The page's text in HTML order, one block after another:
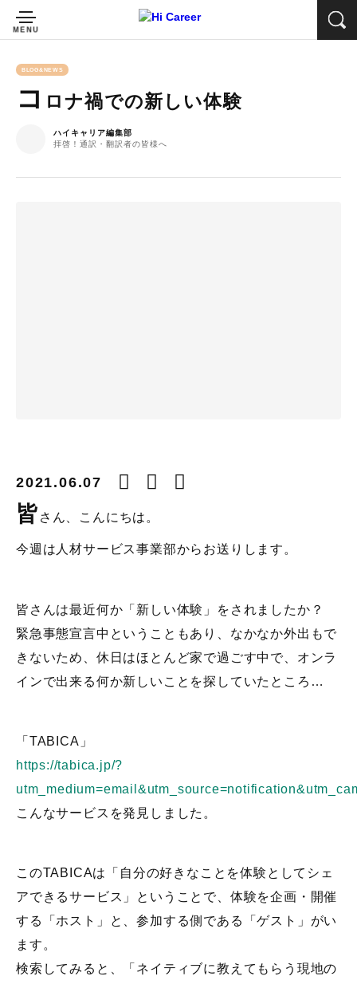
BLOG&NEWS
コ ロナ禍での新しい体験
ハイキャリア編集部
拝啓！通訳・翻訳者の皆様へ
2021.06.07
皆 さん、こんにちは。
今週は人材サービス事業部からお送りします。
皆さんは最近何か「新しい体験」をされましたか？
緊急事態宣言中ということもあり、なかなか外出もで
きないため、休日はほとんど家で過ごす中で、オンラ
インで出来る何か新しいことを探していたところ…
「TABICA」
https://tabica.jp/?
こんなサービスを発見しました。
このTABICAは「自分の好きなことを体験としてシェ
アできるサービス」ということで、体験を企画・開催
する「ホスト」と、参加する側である「ゲスト」がい
ます。
検索してみると、「ネイティブに教えてもらう現地の